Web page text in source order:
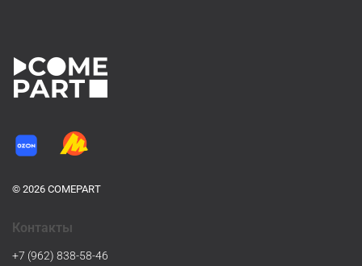
© 2026 COMEPART
Контакты
+7 (962) 838-58-46